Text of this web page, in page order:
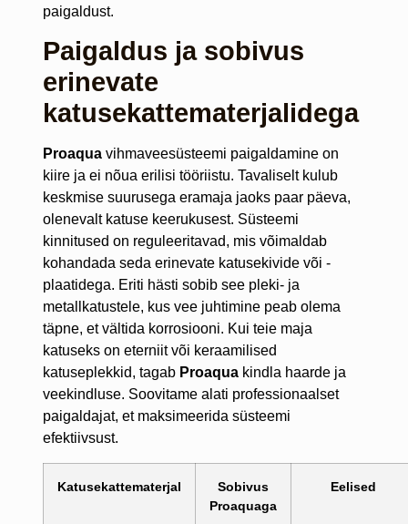
paigaldust.
Paigaldus ja sobivus
erinevate
katusekattematerjalidega
Proaquavihmaveesüsteemi paigaldamine on
kiire ja ei nõua erilisi tööriistu. Tavaliselt kulub
keskmise suurusega eramaja jaoks paar päeva,
olenevalt katuse keerukusest. Süsteemi
kinnitused on reguleeritavad, mis võimaldab
kohandada seda erinevate katusekivide või -
plaatidega. Eriti hästi sobib see pleki- ja
metallkatustele, kus vee juhtimine peab olema
täpne, et vältida korrosiooni. Kui teie maja
katuseks on eterniit või keraamilised
katuseplekkid, tagab Proaquakindla haarde ja
veekindluse. Soovitame alati professionaalset
paigaldajat, et maksimeerida süsteemi
efektiivsust.
Katusekattematerjal
Sobivus
Proaquaga
Eelised